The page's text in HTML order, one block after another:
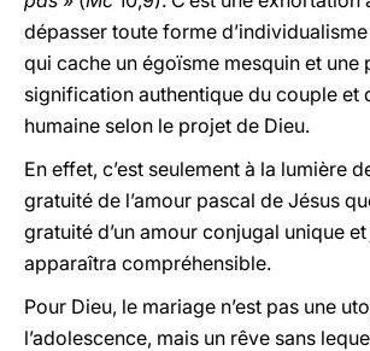
dépasser toute forme
qui cache un égoïsme mesquin et une
signification authentique du couple et
humaine selon le projet de Dieu.
En effet, c’est seulement à la lumière
gratuité de l’amour pascal de Jésus
gratuité d’un amour conjugal unique et
apparaîtra compréhensible.
Pour Dieu, le mariage n’est pas une
l’adolescence, mais un rêve sans